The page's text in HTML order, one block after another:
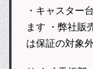
・キャスター
ます ・弊社販
は保証の対象